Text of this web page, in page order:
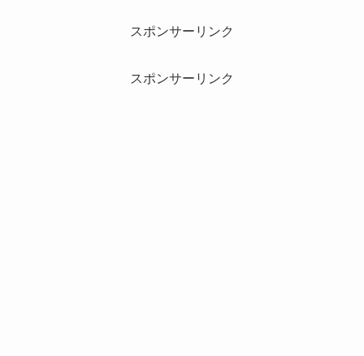
スポンサーリンク
スポンサーリンク